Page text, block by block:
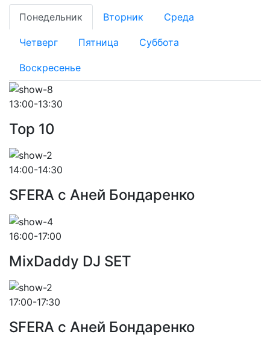
Понедельник Вторник Среда
Четверг Пятница Суббота
Воскресенье
13:00-13:30
Top 10
14:00-14:30
SFERA с Аней Бондаренко
16:00-17:00
MixDaddy DJ SET
17:00-17:30
SFERA с Аней Бондаренко